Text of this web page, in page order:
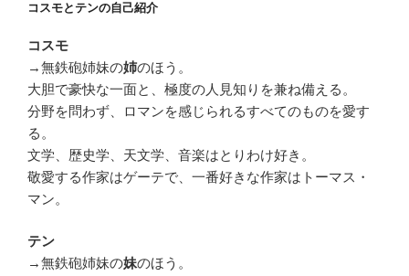
コスモとテンの自己紹介
コスモ
→無鉄砲姉妹の姉のほう。
大胆で豪快な一面と、極度の人見知りを兼ね備える。
分野を問わず、ロマンを感じられるすべてのものを愛す
る。
文学、歴史学、天文学、音楽はとりわけ好き。
敬愛する作家はゲーテで、一番好きな作家はトーマス・
マン。
テン
→無鉄砲姉妹の妹のほう。